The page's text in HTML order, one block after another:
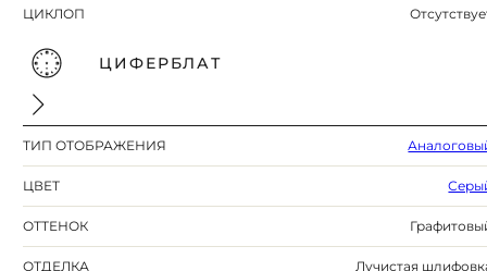
ЦИКЛОП
ЦИФЕРБЛАТ
ТИП ОТОБРАЖЕНИЯ
ЦВЕТ
ОТТЕНОК
ОТДЕЛКА Лучистая